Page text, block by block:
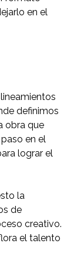
en el
definimos
obra que
en el
lograr el
la
de
creativo.
el talento